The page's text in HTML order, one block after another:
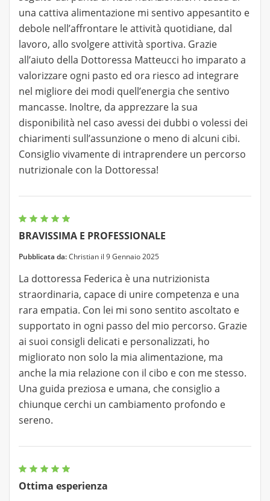
una cattiva alimentazione mi sentivo appesantito e
debole nell’affrontare le attività quotidiane, dal
lavoro, allo svolgere attività sportiva. Grazie
all’aiuto della Dottoressa Matteucci ho imparato a
valorizzare ogni pasto ed ora riesco ad integrare
nel migliore dei modi quell’energia che sentivo
mancasse. Inoltre, da apprezzare la sua
disponibilità nel caso avessi dei dubbi o volessi dei
chiarimenti sull’assunzione o meno di alcuni cibi.
Consiglio vivamente di intraprendere un percorso
nutrizionale con la Dottoressa!
BRAVISSIMA E PROFESSIONALE
Pubblicata da:Christian il 9 Gennaio 2025
La dottoressa Federica è una nutrizionista
straordinaria, capace di unire competenza e una
rara empatia. Con lei mi sono sentito ascoltato e
supportato in ogni passo del mio percorso. Grazie
ai suoi consigli delicati e personalizzati, ho
migliorato non solo la mia alimentazione, ma
anche la mia relazione con il cibo e con me stesso.
Una guida preziosa e umana, che consiglio a
chiunque cerchi un cambiamento profondo e
sereno.
Ottima esperienza